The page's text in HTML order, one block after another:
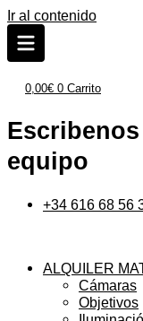
Ir al contenido
0,00€ 0 Carrito
equipo
+34 616 68 56
ALQUILER
Cámaras
Objetivos